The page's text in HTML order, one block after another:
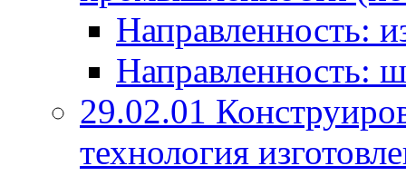
Направленность:
Направленность:
29.02.01
технология